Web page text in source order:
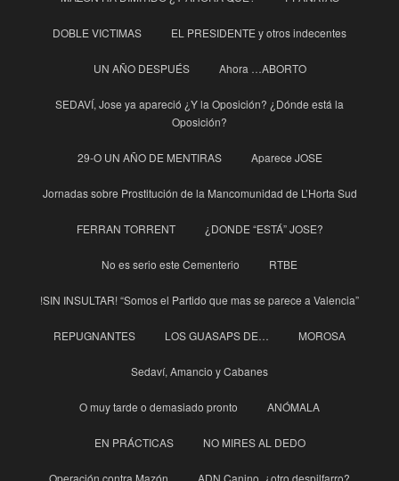
DOBLE VICTIMAS EL PRESIDENTE y otros indecentes
UN AÑO DESPUÉS Ahora …ABORTO
SEDAVÍ, Jose ya apareció ¿Y la Oposición? ¿Dónde está la
Oposición?
29-O UN AÑO DE MENTIRAS Aparece JOSE
Jornadas sobre Prostitución de la Mancomunidad de L’Horta Sud
FERRAN TORRENT ¿DONDE “ESTÁ” JOSE?
No es serio este Cementerio RTBE
!SIN INSULTAR! “Somos el Partido que mas se parece a Valencia”
REPUGNANTES LOS GUASAPS DE… MOROSA
Sedaví, Amancio y Cabanes
O muy tarde o demasiado pronto ANÓMALA
EN PRÁCTICAS NO MIRES AL DEDO
Operación contra Mazón ADN Canino, ¿otro despilfarro?